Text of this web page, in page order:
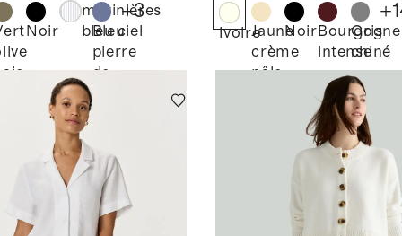
Noir
marinières
bleu ciel
Bleu
pierre
de
lune
+3
IvoireJaune
crème
pâle
Noir Bourgogne
intense
Gris
chiné
+